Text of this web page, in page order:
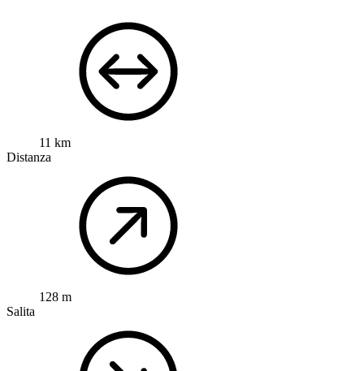
11 km
Distanza
128 m
Salita